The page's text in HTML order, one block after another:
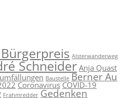
Alsterwanderweg
SchneiderAnja Quast
Baustelle Berner Au
CoronavirusCOVID-19
Frahmredder Gedenken